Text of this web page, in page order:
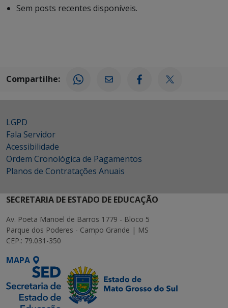
Sem posts recentes disponíveis.
Compartilhe:
LGPD
Fala Servidor
Acessibilidade
Ordem Cronológica de Pagamentos
Planos de Contratações Anuais
SECRETARIA DE ESTADO DE EDUCAÇÃO
Av. Poeta Manoel de Barros 1779 - Bloco 5
Parque dos Poderes - Campo Grande | MS
CEP.: 79.031-350
MAPA